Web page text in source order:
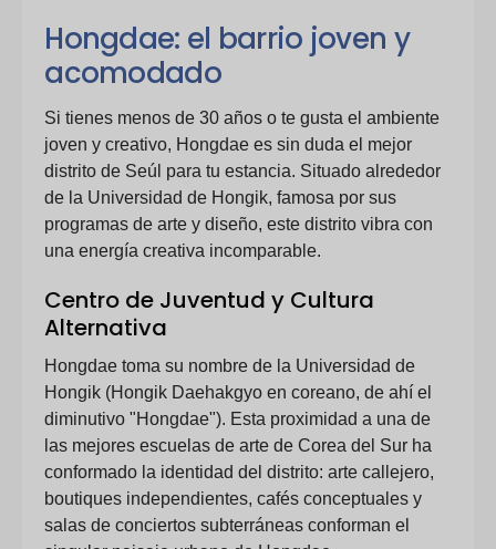
Hongdae: el barrio joven y
acomodado
Si tienes menos de 30 años o te gusta el ambiente
joven y creativo, Hongdae es sin duda el mejor
distrito de Seúl para tu estancia. Situado alrededor
de la Universidad de Hongik, famosa por sus
programas de arte y diseño, este distrito vibra con
una energía creativa incomparable.
Centro de Juventud y Cultura
Alternativa
Hongdae toma su nombre de la Universidad de
Hongik (Hongik Daehakgyo en coreano, de ahí el
diminutivo "Hongdae"). Esta proximidad a una de
las mejores escuelas de arte de Corea del Sur ha
conformado la identidad del distrito: arte callejero,
boutiques independientes, cafés conceptuales y
salas de conciertos subterráneas conforman el